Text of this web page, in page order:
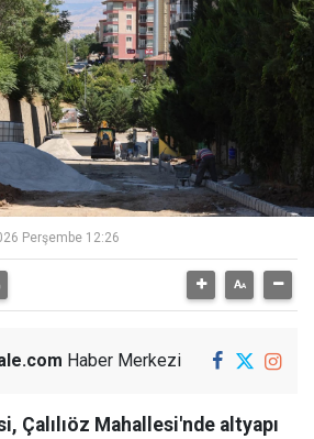
Perşembe 12:26
Haber Merkezi
Çalılıöz Mahallesi'nde altyapı